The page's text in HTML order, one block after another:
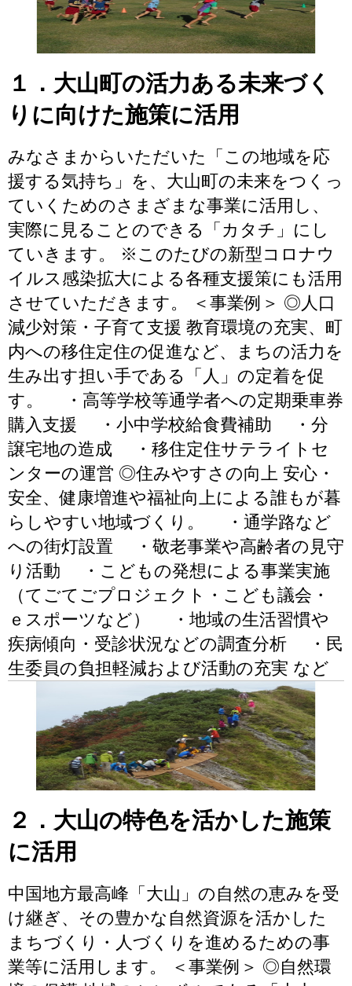
１．大山町の活力ある未来づく
りに向けた施策に活用
みなさまからいただいた「この地域を応
援する気持ち」を、大山町の未来をつくっ
ていくためのさまざまな事業に活用し、
実際に見ることのできる「カタチ」にし
ていきます。 ※このたびの新型コロナウ
イルス感染拡大による各種支援策にも活用
させていただきます。 ＜事業例＞ ◎人口
減少対策・子育て支援 教育環境の充実、町
内への移住定住の促進など、まちの活力を
生み出す担い手である「人」の定着を促
す。 ・高等学校等通学者への定期乗車券
購入支援 ・小中学校給食費補助 ・分
譲宅地の造成 ・移住定住サテライトセ
ンターの運営 ◎住みやすさの向上 安心・
安全、健康増進や福祉向上による誰もが暮
らしやすい地域づくり。 ・通学路など
への街灯設置 ・敬老事業や高齢者の見守
り活動 ・こどもの発想による事業実施
（てごてごプロジェクト・こども議会・
ｅスポーツなど） ・地域の生活習慣や
疾病傾向・受診状況などの調査分析 ・民
生委員の負担軽減および活動の充実 など
２．大山の特色を活かした施策
に活用
中国地方最高峰「大山」の自然の恵みを受
け継ぎ、その豊かな自然資源を活かした
まちづくり・人づくりを進めるための事
業等に活用します。 ＜事業例＞ ◎自然環